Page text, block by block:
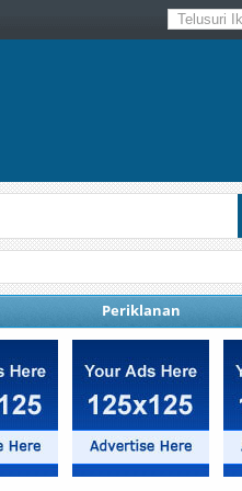
Periklanan